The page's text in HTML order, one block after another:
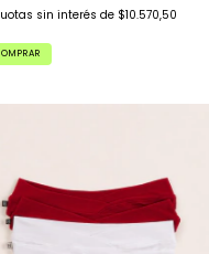
sin interés de $10.570,50